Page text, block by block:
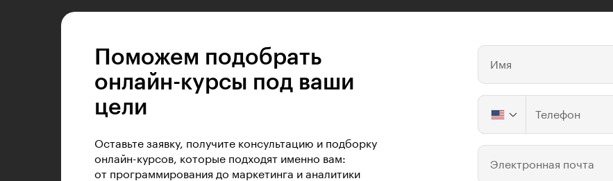
Поможем подобрать
онлайн-курсы под ваши
цели
Оставьте заявку, получите консультацию и подборку
онлайн-курсов, которые подходят именно вам:
от программирования до маркетинга и аналитики
Имя
Телефон
Электронная почта